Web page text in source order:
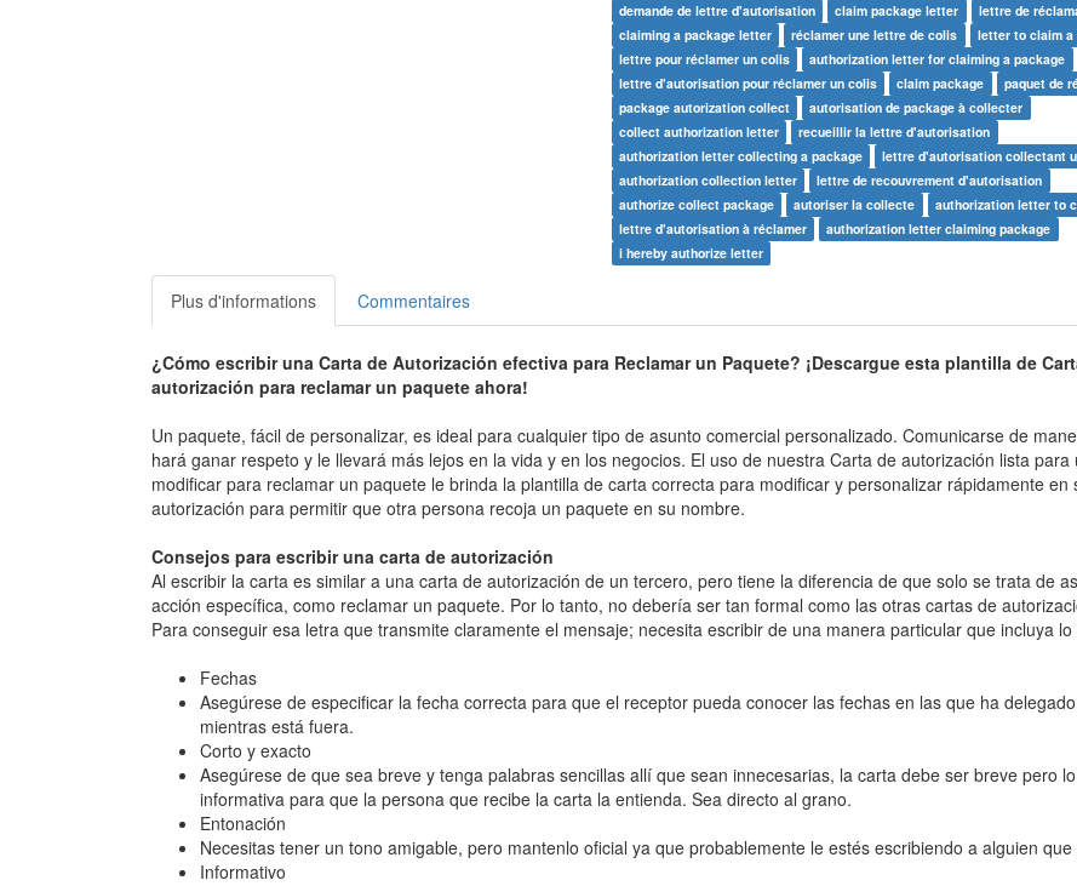
demande de lettre d'autorisation
claim package letter
lettre de
claiming a package letter
réclamer une lettre de colis
letter to claim a
lettre pour réclamer un colis
authorization letter for claiming a package
lettre d'autorisation pour réclamer un colis
claim package
paquet de
package autorization collect
autorisation de package à collecter
collect authorization letter
recueillir la lettre d'autorisation
authorization letter collecting a package
lettre d'autorisation collectant
authorization collection letter
lettre de recouvrement d'autorisation
authorize collect package
autoriser la collecte
authorization letter to
lettre d'autorisation à réclamer
authorization letter claiming package
i hereby authorize letter
Plus d'informations Commentaires
¿Cómo escribir una Carta de Autorización efectiva para Reclamar un Paquete? ¡Descargue esta plantilla de
autorización para reclamar un paquete ahora!
Un paquete, fácil de personalizar, es ideal para cualquier tipo de asunto comercial personalizado. Comunicarse de
hará ganar respeto y le llevará más lejos en la vida y en los negocios. El uso de nuestra Carta de autorización lista para
modificar para reclamar un paquete le brinda la plantilla de carta correcta para modificar y personalizar rápidamente en
autorización para permitir que otra persona recoja un paquete en su nombre.
Consejos para escribir una carta de autorización
Al escribir la carta es similar a una carta de autorización de un tercero, pero tiene la diferencia de que solo se trata de
acción específica, como reclamar un paquete. Por lo tanto, no debería ser tan formal como las otras cartas de
Para conseguir esa letra que transmite claramente el mensaje; necesita escribir de una manera particular que incluya lo
Fechas
Asegúrese de especificar la fecha correcta para que el receptor pueda conocer las fechas en las que ha
mientras está fuera.
Corto y exacto
Asegúrese de que sea breve y tenga palabras sencillas allí que sean innecesarias, la carta debe ser breve pero
informativa para que la persona que recibe la carta la entienda. Sea directo al grano.
Entonación
Necesitas tener un tono amigable, pero mantenlo oficial ya que probablemente le estés escribiendo a alguien que
Informativo